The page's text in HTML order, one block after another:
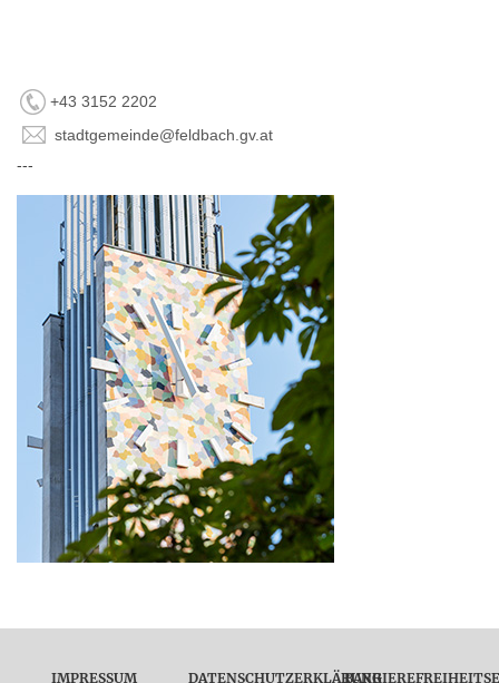
+43 3152 2202
stadtgemeinde@feldbach.gv.at
---
IMPRESSUM DATENSCHUTZERKLÄRUNG